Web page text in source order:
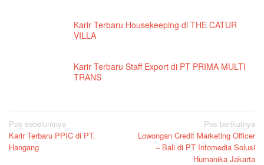
Karir Terbaru Housekeeping di THE CATUR
VILLA
Karir Terbaru Staff Export di PT PRIMA MULTI
TRANS
Navigasi
pos
Pos sebelumnya
Karir Terbaru PPIC di PT.
Hangang
Pos berikutnya
Lowongan Credit Marketing Officer
– Bali di PT Infomedia Solusi
Humanika Jakarta